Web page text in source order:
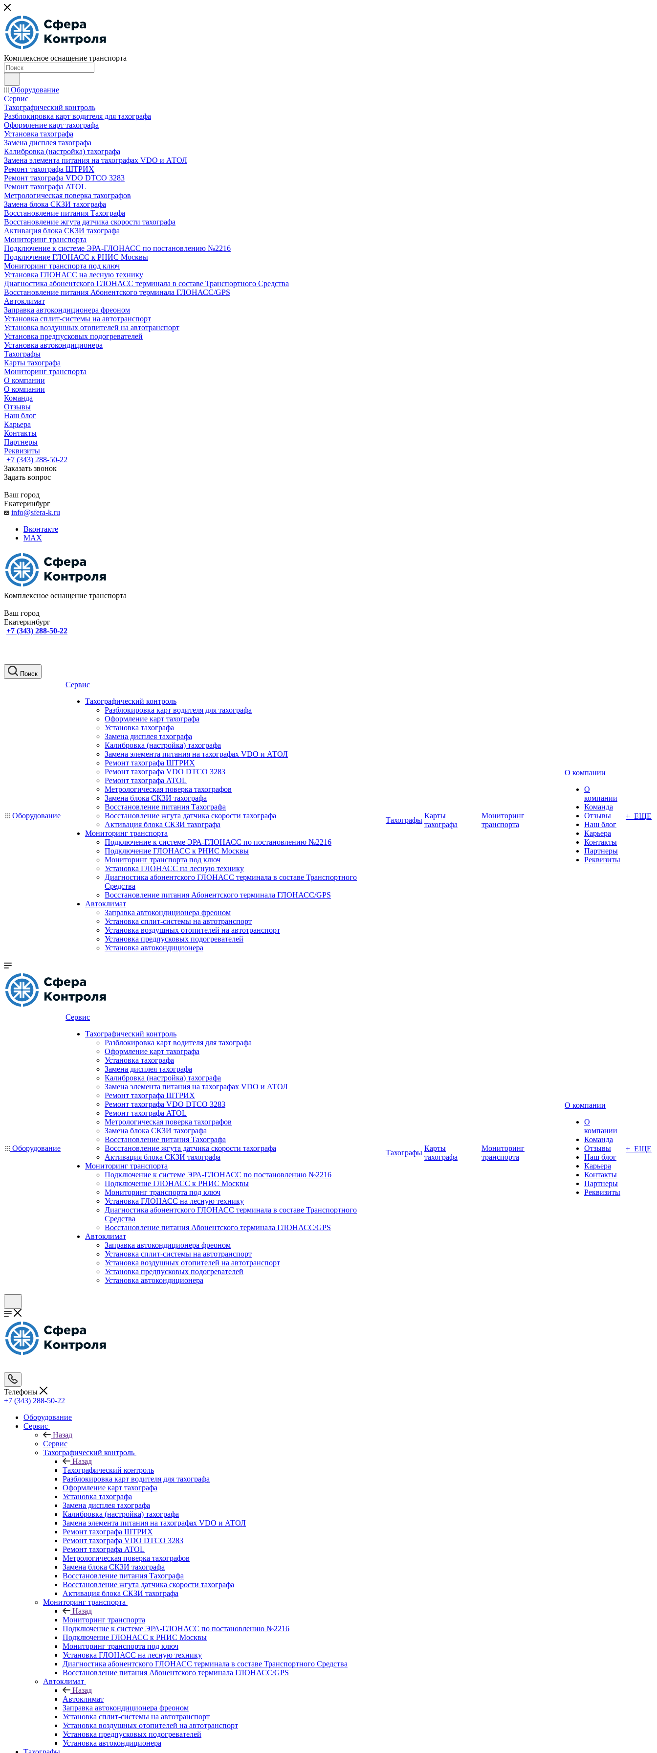
Комплексное оснащение транспорта
Оборудование
Сервис
Тахографический контроль
Разблокировка карт водителя для тахографа
Оформление карт тахографа
Установка тахографа
Замена дисплея тахографа
Калибровка (настройка) тахографа
Замена элемента питания на тахографах VDO и АТОЛ
Ремонт тахографа ШТРИХ
Ремонт тахографа VDO DTCO 3283
Ремонт тахографа ATOL
Метрологическая поверка тахографов
Замена блока СКЗИ тахографа
Восстановление питания Тахографа
Восстановление жгута датчика скорости тахографа
Активация блока СКЗИ тахографа
Мониторинг транспорта
Подключение к системе ЭРА-ГЛОНАСС по постановлению №2216
Подключение ГЛОНАСС к РНИС Москвы
Мониторинг транспорта под ключ
Установка ГЛОНАСС на лесную технику
Диагностика абонентского ГЛОНАСС терминала в составе Транспортного Средства
Восстановление питания Абонентского терминала ГЛОНАСС/GPS
Автоклимат
Заправка автокондиционера фреоном
Установка сплит-системы на автотранспорт
Установка воздушных отопителей на автотранспорт
Установка предпусковых подогревателей
Установка автокондиционера
Тахографы
Карты тахографа
Мониторинг транспорта
О компании
О компании
Команда
Отзывы
Наш блог
Карьера
Контакты
Партнеры
Реквизиты
+7 (343) 288-50-22
Заказать звонок
Задать вопрос
Ваш город
Екатеринбург
info@sfera-k.ru
Вконтакте
MAX
Комплексное оснащение транспорта
Ваш город
Екатеринбург
+7 (343) 288-50-22
Поиск
Оборудование
Сервис
Тахографический контроль
Разблокировка карт водителя для тахографа
Оформление карт тахографа
Установка тахографа
Замена дисплея тахографа
Калибровка (настройка) тахографа
Замена элемента питания на тахографах VDO и АТОЛ
Ремонт тахографа ШТРИХ
Ремонт тахографа VDO DTCO 3283
Ремонт тахографа ATOL
Метрологическая поверка тахографов
Замена блока СКЗИ тахографа
Восстановление питания Тахографа
Восстановление жгута датчика скорости тахографа
Активация блока СКЗИ тахографа
Мониторинг транспорта
Подключение к системе ЭРА-ГЛОНАСС по постановлению №2216
Подключение ГЛОНАСС к РНИС Москвы
Мониторинг транспорта под ключ
Установка ГЛОНАСС на лесную технику
Диагностика абонентского ГЛОНАСС терминала в составе Транспортного
Средства
Восстановление питания Абонентского терминала ГЛОНАСС/GPS
Автоклимат
Заправка автокондиционера фреоном
Установка сплит-системы на автотранспорт
Установка воздушных отопителей на автотранспорт
Установка предпусковых подогревателей
Установка автокондиционера
Тахографы
Карты
тахографа
Мониторинг
транспорта
О компании
О
компании
Команда
Отзывы
Наш блог
Карьера
Контакты
Партнеры
Реквизиты
+ ЕЩЕ
Оборудование
Сервис
Тахографический контроль
Разблокировка карт водителя для тахографа
Оформление карт тахографа
Установка тахографа
Замена дисплея тахографа
Калибровка (настройка) тахографа
Замена элемента питания на тахографах VDO и АТОЛ
Ремонт тахографа ШТРИХ
Ремонт тахографа VDO DTCO 3283
Ремонт тахографа ATOL
Метрологическая поверка тахографов
Замена блока СКЗИ тахографа
Восстановление питания Тахографа
Восстановление жгута датчика скорости тахографа
Активация блока СКЗИ тахографа
Мониторинг транспорта
Подключение к системе ЭРА-ГЛОНАСС по постановлению №2216
Подключение ГЛОНАСС к РНИС Москвы
Мониторинг транспорта под ключ
Установка ГЛОНАСС на лесную технику
Диагностика абонентского ГЛОНАСС терминала в составе Транспортного
Средства
Восстановление питания Абонентского терминала ГЛОНАСС/GPS
Автоклимат
Заправка автокондиционера фреоном
Установка сплит-системы на автотранспорт
Установка воздушных отопителей на автотранспорт
Установка предпусковых подогревателей
Установка автокондиционера
Тахографы
Карты
тахографа
Мониторинг
транспорта
О компании
О
компании
Команда
Отзывы
Наш блог
Карьера
Контакты
Партнеры
Реквизиты
+ ЕЩЕ
Телефоны
+7 (343) 288-50-22
Оборудование
Сервис
Назад
Сервис
Тахографический контроль
Назад
Тахографический контроль
Разблокировка карт водителя для тахографа
Оформление карт тахографа
Установка тахографа
Замена дисплея тахографа
Калибровка (настройка) тахографа
Замена элемента питания на тахографах VDO и АТОЛ
Ремонт тахографа ШТРИХ
Ремонт тахографа VDO DTCO 3283
Ремонт тахографа ATOL
Метрологическая поверка тахографов
Замена блока СКЗИ тахографа
Восстановление питания Тахографа
Восстановление жгута датчика скорости тахографа
Активация блока СКЗИ тахографа
Мониторинг транспорта
Назад
Мониторинг транспорта
Подключение к системе ЭРА-ГЛОНАСС по постановлению №2216
Подключение ГЛОНАСС к РНИС Москвы
Мониторинг транспорта под ключ
Установка ГЛОНАСС на лесную технику
Диагностика абонентского ГЛОНАСС терминала в составе Транспортного Средства
Восстановление питания Абонентского терминала ГЛОНАСС/GPS
Автоклимат
Назад
Автоклимат
Заправка автокондиционера фреоном
Установка сплит-системы на автотранспорт
Установка воздушных отопителей на автотранспорт
Установка предпусковых подогревателей
Установка автокондиционера